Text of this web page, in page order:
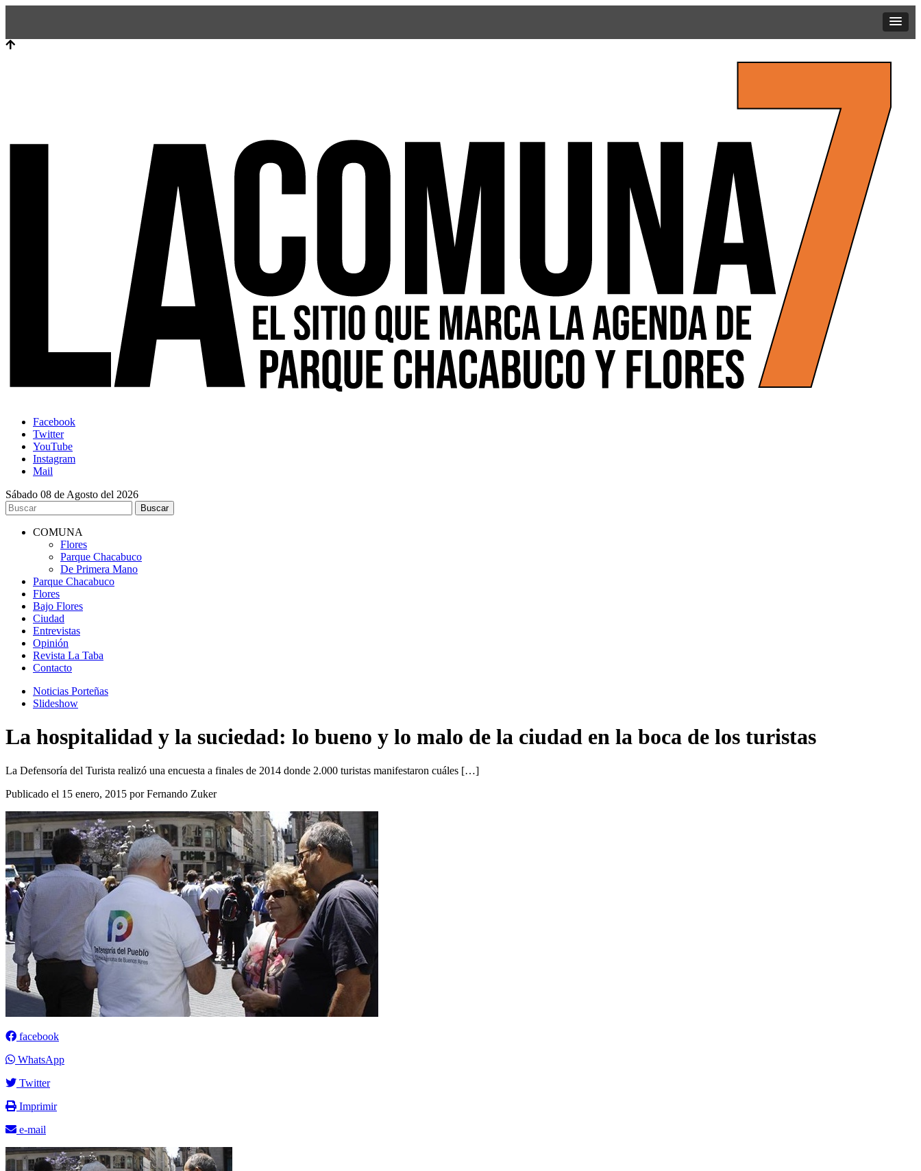
Facebook
Twitter
YouTube
Instagram
Mail
Sábado 08 de Agosto del 2026
COMUNA
Flores
Parque Chacabuco
De Primera Mano
Parque Chacabuco
Flores
Bajo Flores
Ciudad
Entrevistas
Opinión
Revista La Taba
Contacto
Noticias Porteñas
Slideshow
La hospitalidad y la suciedad: lo bueno y lo malo de la ciudad en la boca de los turistas
La Defensoría del Turista realizó una encuesta a finales de 2014 donde 2.000 turistas manifestaron cuáles […]
Publicado el 15 enero, 2015 por Fernando Zuker
facebook
WhatsApp
Twitter
Imprimir
e-mail